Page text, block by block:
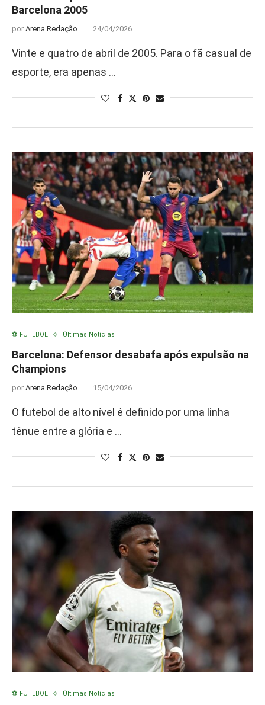
Barcelona 2005
por Arena Redação 24/04/2026
Vinte e quatro de abril de 2005. Para o fã casual de
esporte, era apenas …
⚽ FUTEBOL Últimas Notícias
Barcelona: Defensor desabafa após expulsão na
Champions
por Arena Redação 15/04/2026
O futebol de alto nível é definido por uma linha
tênue entre a glória e …
⚽ FUTEBOL Últimas Notícias